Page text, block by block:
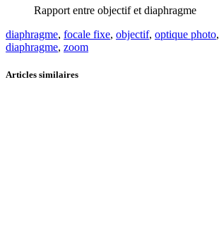
Rapport entre objectif et diaphragme
diaphragme, focale fixe, objectif, optique photo,
diaphragme, zoom
Articles similaires